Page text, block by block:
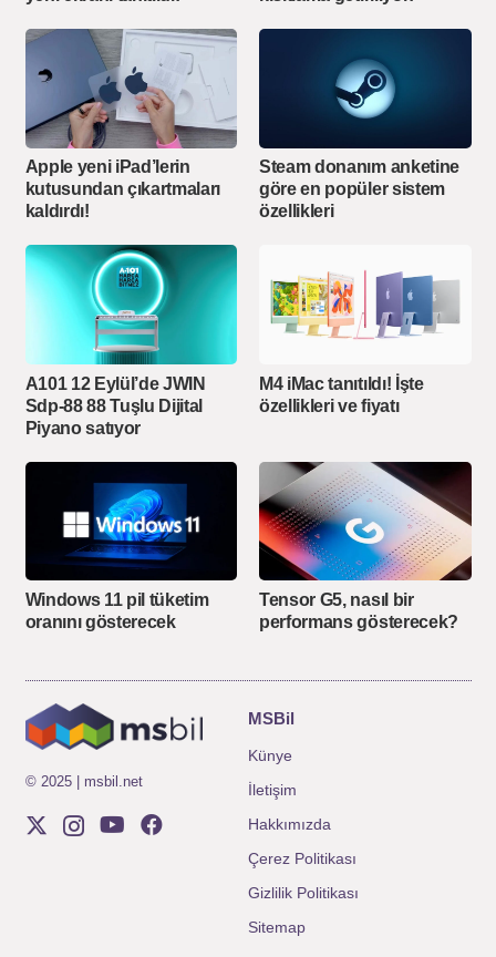
Apple yeni iPad’lerin
kutusundan çıkartmaları
kaldırdı!
Steam donanım anketine
göre en popüler sistem
özellikleri
A101 12 Eylül’de JWIN
Sdp-88 88 Tuşlu Dijital
Piyano satıyor
M4 iMac tanıtıldı! İşte
özellikleri ve fiyatı
Windows 11 pil tüketim
oranını gösterecek
Tensor G5, nasıl bir
performans gösterecek?
© 2025 | msbil.net
MSBil
Künye
İletişim
Hakkımızda
Çerez Politikası
Gizlilik Politikası
Sitemap